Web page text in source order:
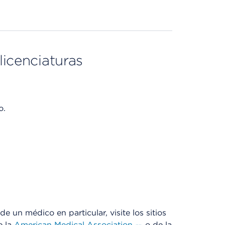
un médico en particular, visite los sitios